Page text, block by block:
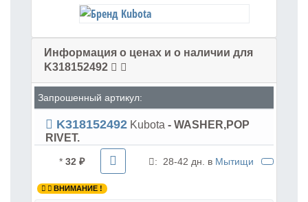
Информация о ценах и о наличии для
K318152492
Запрошенный артикул:
K318152492 Kubota - WASHER,POP
RIVET.
* 32 ₽ : 28-42 дн. в Мытищи
ВНИМАНИЕ !